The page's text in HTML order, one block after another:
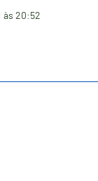
às 20:52